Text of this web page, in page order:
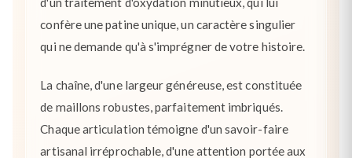
confère une patine unique, un caractère singulier
qui ne demande qu'à s'imprégner de votre histoire.
La chaîne, d'une largeur généreuse, est constituée
de maillons robustes, parfaitement imbriqués.
Chaque articulation témoigne d'un savoir-faire
artisanal irréprochable, d'une attention portée aux